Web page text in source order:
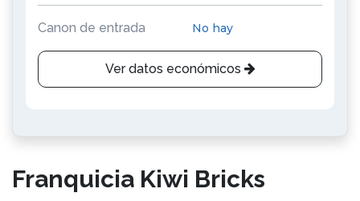
Canon de entrada No hay
Ver datos económicos
Franquicia Kiwi Bricks